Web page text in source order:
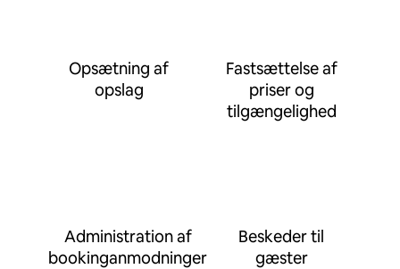
Opsætning af
opslag
Fastsættelse af
priser og
tilgængelighed
Administration af
bookinganmodninger
Beskeder til
gæster